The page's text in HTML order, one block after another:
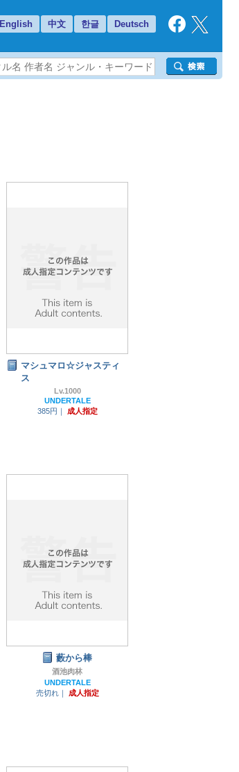
English 中文 한글 Deutsch
マシュマロ☆ジャスティ
ス
Lv.1000
UNDERTALE
385円｜
成人指定
藪から棒
酒池肉林
UNDERTALE
売切れ｜
成人指定